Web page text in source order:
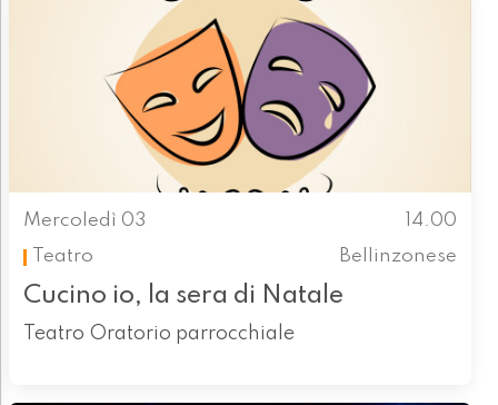
Mercoledì 03
14.00
Teatro
Bellinzonese
Cucino io, la sera di Natale
Teatro Oratorio parrocchiale